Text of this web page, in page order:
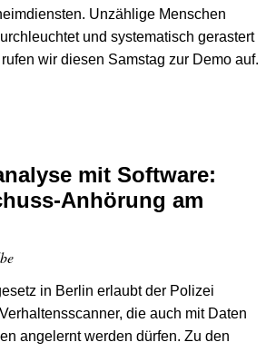
Unzählige Menschen
und systematisch gerastert
wir diesen Samstag zur Demo auf.
mit Software:
Anhörung am
in Berlin erlaubt der Polizei
die auch mit Daten
angelernt werden dürfen. Zu den